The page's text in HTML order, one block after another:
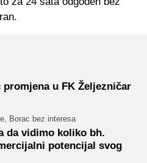
promjena u FK Željezničar
Borac bez interesa
da vidimo koliko bh.
potencijal svog